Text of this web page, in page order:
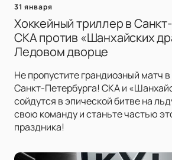
31 января
Хоккейный триллер в
СКА против «Шанхайских
Ледовом дворце
Не пропустите грандиозный матч
Санкт-Петербурга! СКА и
сойдутся в эпической битве на
свою команду и станьте частью
праздника!